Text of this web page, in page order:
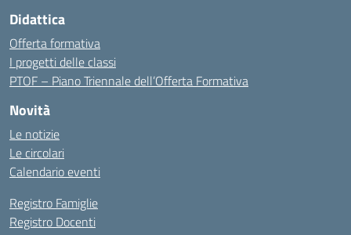
Didattica
Offerta formativa
I progetti delle classi
PTOF – Piano Triennale dell’Offerta Formativa
Novità
Le notizie
Le circolari
Calendario eventi
Registro Famiglie
Registro Docenti